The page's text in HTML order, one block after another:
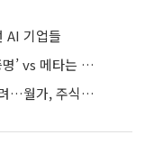
AI 기업들
AI 투자에서 수익 경쟁으로⋯MS는 ‘증명’ vs 메타는 ‘숙제’
연준 금리 동결에 인플레 늦장 대응 우려…월가, 주식도 채권도 던졌다